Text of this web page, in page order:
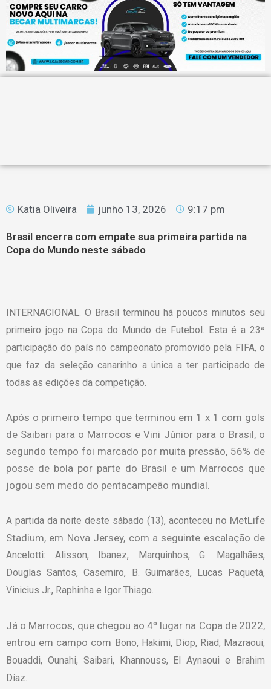
Katia Oliveira junho 13, 2026 9:17 pm
Brasil encerra com empate sua primeira partida na
Copa do Mundo neste sábado
INTERNACIONAL. O Brasil terminou há poucos minutos seu
primeiro jogo na Copa do Mundo de Futebol. Esta é a 23ª
participação do país no campeonato promovido pela FIFA, o
que faz da seleção canarinho a única a ter participado de
todas as edições da competição.
Após o primeiro tempo que terminou em 1 x 1 com gols
de Saibari para o Marrocos e Vini Júnior para o Brasil, o
segundo tempo foi marcado por muita pressão, 56% de
posse de bola por parte do Brasil e um Marrocos que
jogou sem medo do pentacampeão mundial.
A partida da noite deste sábado (13), aconteceu no MetLife
Stadium, em Nova Jersey, com a seguinte escalação de
Ancelotti: Alisson, Ibanez, Marquinhos, G. Magalhães,
Douglas Santos, Casemiro, B. Guimarães, Lucas Paquetá,
Vinicius Jr., Raphinha e Igor Thiago.
Já o Marrocos, que chegou ao 4º lugar na Copa de 2022,
entrou em campo com Bono, Hakimi, Diop, Riad, Mazraoui,
Bouaddi, Ounahi, Saibari, Khannouss, El Aynaoui e Brahim
Díaz.